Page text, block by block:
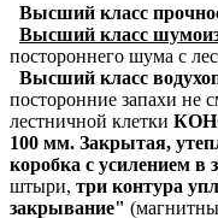
Высший класс
Высший класс
постороннего шума с
Высший класс
посторонние запахи не
лестничной клетки
100 мм. Закрытая,
коробка с усилением в
штыри, три контура
закрывание"